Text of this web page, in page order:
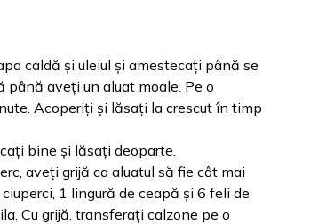
caldă și uleiul și amestecați până se
aveți un aluat moale. Pe o
Acoperiți și lăsați la crescut în timp
bine și lăsați deoparte.
aveți grijă ca aluatul să fie cât mai
1 lingură de ceapă și 6 feli de
Cu grijă, transferați calzone pe o